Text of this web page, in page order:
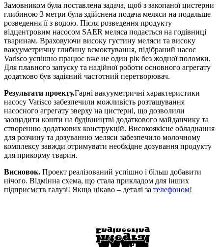
Замовником була поставлена задача, щоб з закопаної цистерни
глибиною 3 метри була здійснена подача меляси на подальше
розведення її з водою. Після розведення продукту
відцентровим насосом SAER меляса подається на годівниці
тваринам. Враховуючи високу густину меляси та високу
вакууметричну глибину всмоктування, підібраний насос
Varisco успішно працює вже не один рік без жодної поломки.
Для плавного запуску та надійної роботи основного агрегату
додатково був задіяний частотний перетворювач.
Результати проекту.Гарні вакууметричні характеристики
насосу Varisco забезпечили можливість розташування
насосного агрегату зверху на цистерні, що дозволили
заощадити кошти на будівництві додаткового майданчику та
створенню додаткових конструкцій. Високоякісне обладнання
для розчину та дозуванню меляси забезпечило молочному
комплексу завжди отримувати необхідне дозування продукту
для прикорму тварин.
Висновок. Проект реалізований успішно і більш добавити
нічого. Відмінна схема, що стала прикладом для інших
підприємств галузі! Якщо цікаво – деталі за телефоном!